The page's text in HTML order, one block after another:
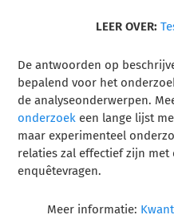
LEER OVER:
De antwoorden op
bepalend voor het
de analyseonderwerpen.
onderzoek een lange lijst
maar experimenteel
relaties zal effectief zijn
enquêtevragen.
Meer informatie: